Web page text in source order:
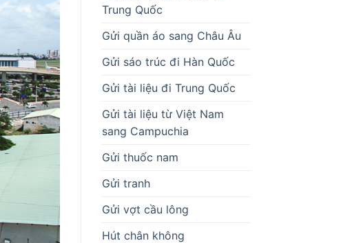
Trung Quốc
Gửi quần áo sang Châu Âu
Gửi sáo trúc đi Hàn Quốc
Gửi tài liệu đi Trung Quốc
Gửi tài liệu từ Việt Nam
sang Campuchia
Gửi thuốc nam
Gửi tranh
Gửi vợt cầu lông
Hút chân không